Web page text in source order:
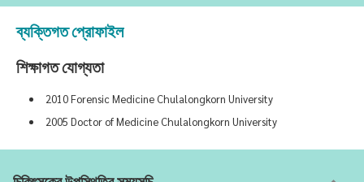
ব্যক্তিগত প্রোফাইল
শিক্ষাগত যোগ্যতা
2010 Forensic Medicine Chulalongkorn University
2005 Doctor of Medicine Chulalongkorn University